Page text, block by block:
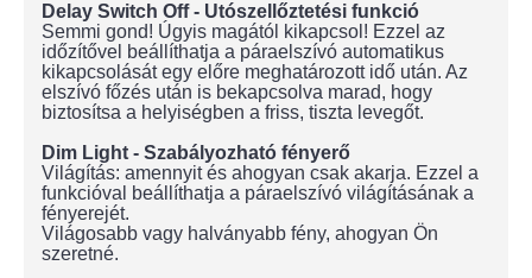
Delay Switch Off - Utószellőztetési funkció
Semmi gond! Úgyis magától kikapcsol! Ezzel az
időzítővel beállíthatja a páraelszívó automatikus
kikapcsolását egy előre meghatározott idő után. Az
elszívó főzés után is bekapcsolva marad, hogy
biztosítsa a helyiségben a friss, tiszta levegőt.
Dim Light - Szabályozható fényerő
Világítás: amennyit és ahogyan csak akarja. Ezzel a
funkcióval beállíthatja a páraelszívó világításának a
fényerejét.
Világosabb vagy halványabb fény, ahogyan Ön
szeretné.